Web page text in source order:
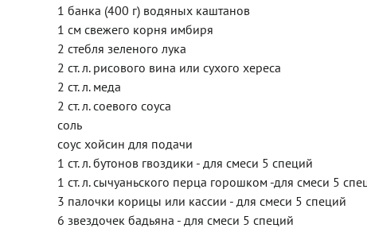
1 банка (400 г) водяных каштанов
1 см свежего корня имбиря
2 стебля зеленого лука
2 ст. л. рисового вина или сухого хереса
2 ст. л. меда
2 ст. л. соевого соуса
соль
соус хойсин для подачи
1 ст. л. бутонов гвоздики - для смеси 5 специй
1 ст. л. сычуаньского перца горошком -для смеси 5
3 палочки корицы или кассии - для смеси 5 специй
6 звездочек бадьяна - для смеси 5 специй